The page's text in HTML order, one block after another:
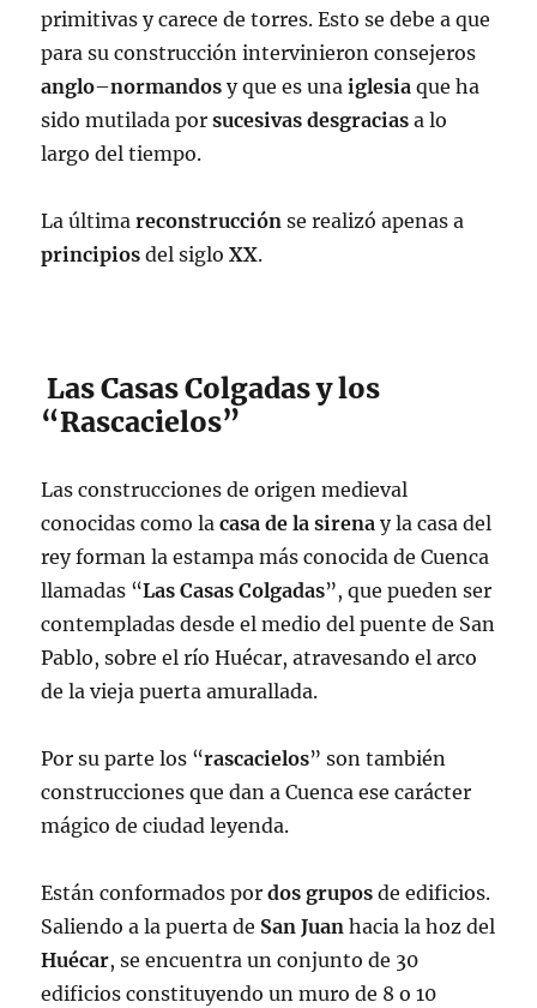
primitivas y carece de torres. Esto se debe a que
para su construcción intervinieron consejeros
anglo–normandos y que es unaiglesia que ha
sido mutilada porsucesivas desgracias a lo
largo del tiempo.
La últimareconstrucción se realizó apenas a
principios del sigloXX.
Las Casas Colgadas y los
“Rascacielos”
Las construcciones de origen medieval
conocidas como lacasa de la sirena y la casa del
rey forman la estampa más conocida de Cuenca
llamadas “Las Casas Colgadas”, que pueden ser
contempladas desde el medio del puente de San
Pablo, sobre el río Huécar, atravesando el arco
de la vieja puerta amurallada.
Por su parte los “rascacielos” son también
construcciones que dan a Cuenca ese carácter
mágico de ciudad leyenda.
Están conformados pordos grupos de edificios.
Saliendo a la puerta de San Juan hacia la hoz del
Huécar, se encuentra un conjunto de 30
edificios constituyendo un muro de 8 o 10